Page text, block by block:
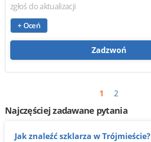
zgłoś do aktualizacji
+ Oceń
Zadzwoń
1 2
Najczęściej zadawane pytania
Jak znaleźć szklarza w Trójmieście?